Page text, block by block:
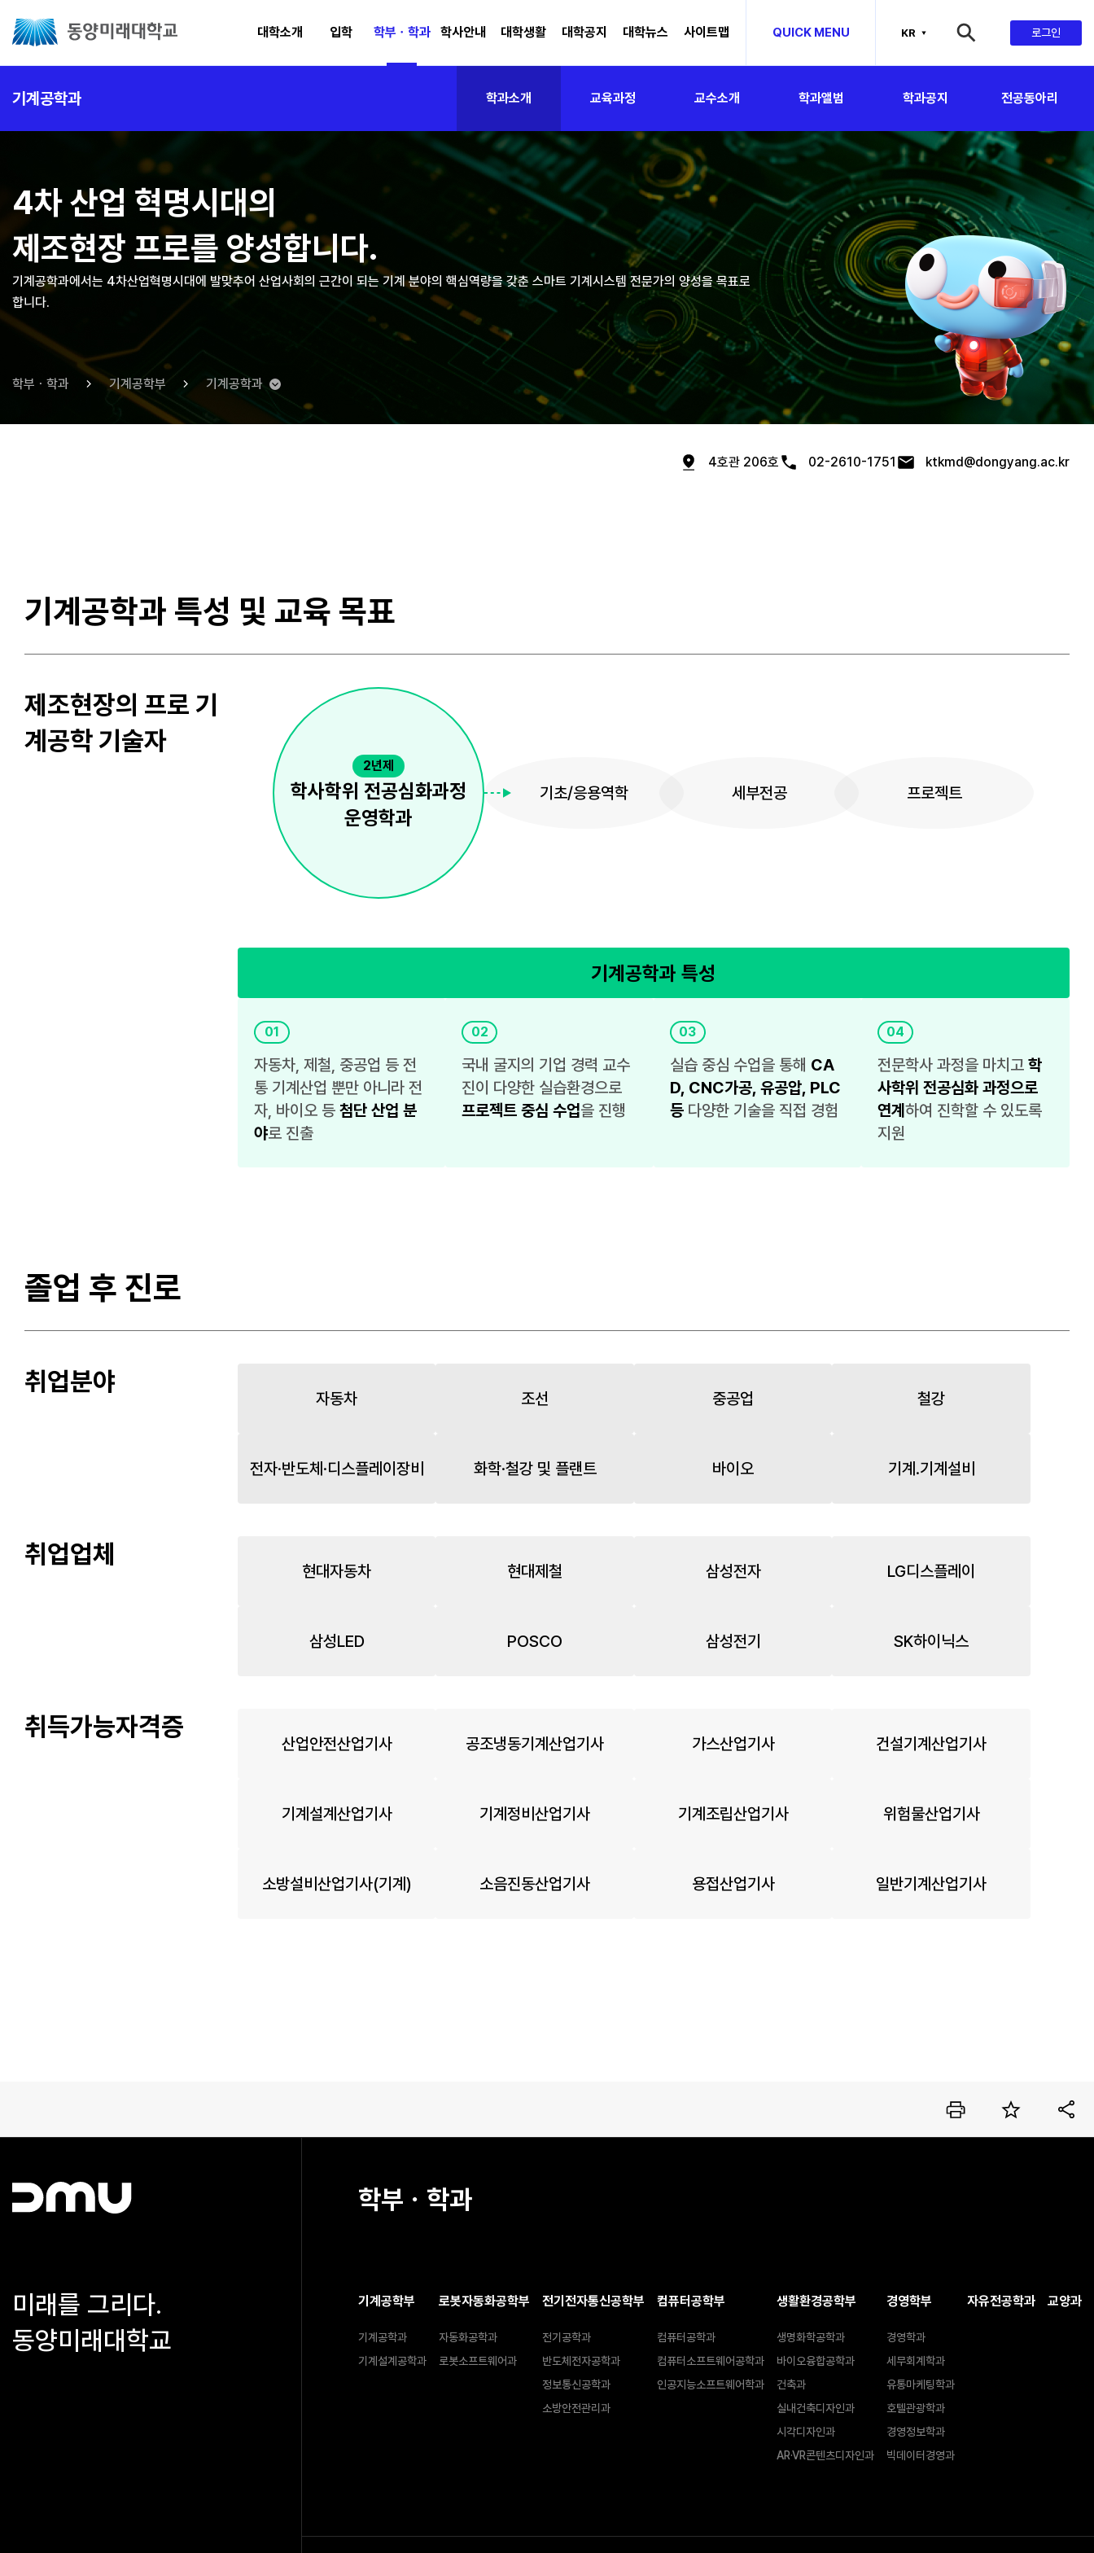
대학소개 입학 학부ㆍ학과 학사안내 대학생활 대학공지 대학뉴스 사이트맵 QUICK MENU KR 로그인
기계공학과 학과소개 교육과정 교수소개 학과앨범 학과공지 전공동아리
4차 산업 혁명시대의
제조현장 프로를 양성합니다.
기계공학과에서는 4차산업혁명시대에 발맞추어 산업사회의 근간이 되는 기계 분야의 핵심역량을 갖춘 스마트 기계시스템 전문가의 양성을 목표로
합니다.
학부ㆍ학과 기계공학부 기계공학과
4호관 206호 02-2610-1751 ktkmd@dongyang.ac.kr
기계공학과 특성 및 교육 목표
제조현장의 프로 기
계공학 기술자
2년제
학사학위 전공심화과정
운영학과
기초/응용역학 세부전공 프로젝트
기계공학과 특성
01
자동차, 제철, 중공업 등 전
통 기계산업 뿐만 아니라 전
자, 바이오 등 첨단 산업 분
야로 진출
02
국내 굴지의 기업 경력 교수
진이 다양한 실습환경으로
프로젝트 중심 수업을 진행
03
실습 중심 수업을 통해 CA
D, CNC가공, 유공압, PLC
등다양한 기술을 직접 경험
04
전문학사 과정을 마치고학
사학위 전공심화 과정으로
연계하여 진학할 수 있도록
지원
졸업 후 진로
취업분야
자동차 조선 중공업 철강
전자·반도체·디스플레이장비 화학·철강 및 플랜트 바이오 기계.기계설비
취업업체
현대자동차 현대제철 삼성전자 LG디스플레이
삼성LED POSCO 삼성전기 SK하이닉스
취득가능자격증
산업안전산업기사 공조냉동기계산업기사 가스산업기사 건설기계산업기사
기계설계산업기사 기계정비산업기사 기계조립산업기사 위험물산업기사
소방설비산업기사(기계) 소음진동산업기사 용접산업기사 일반기계산업기사
미래를 그리다.
동양미래대학교
학부ㆍ학과
기계공학부
기계공학과
기계설계공학과
로봇자동화공학부
자동화공학과
로봇소프트웨어과
전기전자통신공학부
전기공학과
반도체전자공학과
정보통신공학과
소방안전관리과
컴퓨터공학부
컴퓨터공학과
컴퓨터소프트웨어공학과
인공지능소프트웨어학과
생활환경공학부
생명화학공학과
바이오융합공학과
건축과
실내건축디자인과
시각디자인과
AR·VR콘텐츠디자인과
경영학부
경영학과
세무회계학과
유통마케팅학과
호텔관광학과
경영정보학과
빅데이터경영과
자유전공학과 교양과